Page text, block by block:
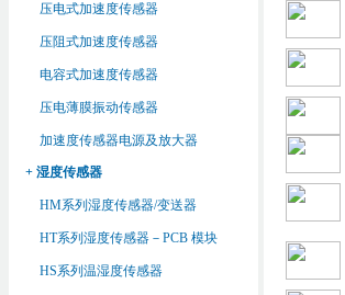
压电式加速度传感器
压阻式加速度传感器
电容式加速度传感器
压电薄膜振动传感器
加速度传感器电源及放大器
+ 湿度传感器
HM系列湿度传感器/变送器
HT系列湿度传感器－PCB 模块
HS系列温湿度传感器